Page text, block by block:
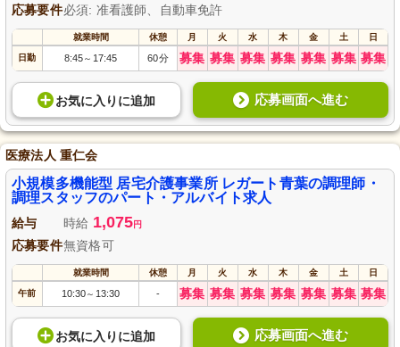
応募要件必須: 准看護師、自動車免許
就業時間 休憩 月 火 水 木 金 土 日
日勤 8:45～ 17:45 60分 募集 募集 募集 募集 募集 募集 募集
お気に入り に追加 応募画面へ進む
医療法人 重仁会
小規模多機能型 居宅介護事業所 レガート青葉の調理師・
調理スタッフのパート・アルバイト求人
給与 時給 1,075円
応募要件無資格可
就業時間 休憩 月 火 水 木 金 土 日
午前 10:30～ 13:30 - 募集 募集 募集 募集 募集 募集 募集
お気に入り に追加 応募画面へ進む